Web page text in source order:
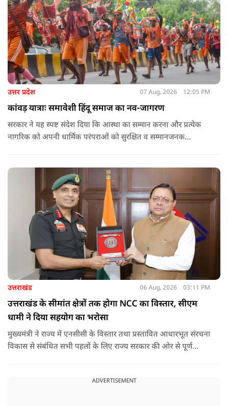
उत्तर प्रदेश 07 Aug, 2026 12:05 PM
कांवड़ यात्राः समावेशी हिंदू समाज का नव-जागरण
सरकार ने यह स्पष्ट संदेश दिया कि आस्था का सम्मान करना और प्रत्येक
नागरिक को अपनी धार्मिक परंपराओं को सुरक्षित व सम्मानजनक
अपने नागरिकों की आस्था को दिया गया बड़ा सम्मान है.
उत्तराखंड 06 Aug, 2026 03:11 PM
उत्तराखंड के सीमांत क्षेत्रों तक होगा NCC का विस्तार, सीएम
धामी ने दिया सहयोग का भरोसा
मुख्यमंत्री ने राज्य में एनसीसी के विस्तार तथा प्रस्तावित आधारभूत संरचना
विकास से संबंधित सभी पहलों के लिए राज्य सरकार की ओर से पूर्ण
ADVERTISEMENT